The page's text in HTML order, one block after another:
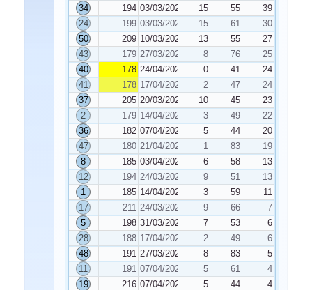
34
194 03/03/2026 15 55
39
24
199 03/03/2026 15 61
30
50
209 10/03/2026 13 55
27
43
179 27/03/2026 8 76
25
40
178 24/04/2026 0 41
24
41
178 17/04/2026 2 47
24
37
205 20/03/2026 10 45
23
2
179 14/04/2026 3 49
22
36
182 07/04/2026 5 44
20
47
180 21/04/2026 1 83
19
8
185 03/04/2026 6 58
13
12
194 24/03/2026 9 51
13
1
185 14/04/2026 3 59
11
17
211 24/03/2026 9 66
7
5
198 31/03/2026 7 53
6
28
188 17/04/2026 2 49
6
48
191 27/03/2026 8 83
5
11
191 07/04/2026 5 61
4
19
216 07/04/2026 5 44
4